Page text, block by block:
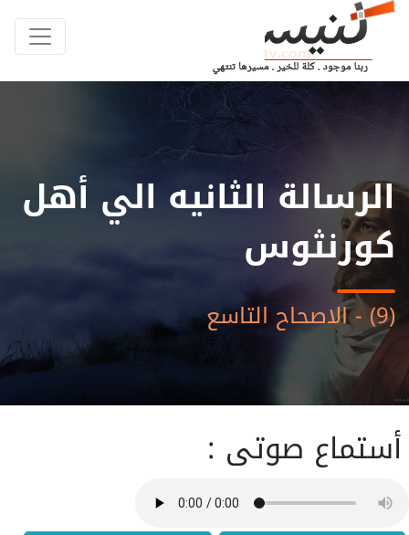
الرسالة الثانيه الي أهل
كورنثوس
(9) - الاصحاح التاسع
أستماع صوتى :